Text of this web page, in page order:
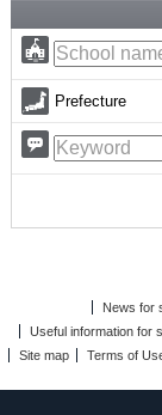
Prefecture
News for
Useful information for
Site map
Terms of